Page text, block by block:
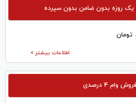
یک روزه بدون ضامن بدون سپرده
تومان
اطلاعات بیشتر >
فروش وام 4 درصدی